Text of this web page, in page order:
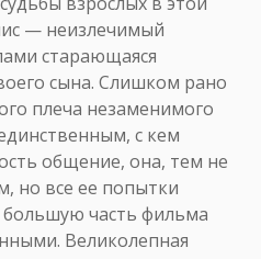
— неизлечимый
старающаяся
сына. Слишком рано
плеча незаменимого
с кем
общение, она, тем не
но все ее попытки
часть фильма
Великолепная